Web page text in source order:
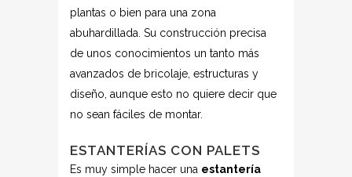
plantas o bien para una zona
abuhardillada. Su construcción precisa
de unos conocimientos un tanto más
avanzados de bricolaje, estructuras y
diseño, aunque esto no quiere decir que
no sean fáciles de montar.
ESTANTERÍAS CON PALETS
Es muy simple hacer una estantería